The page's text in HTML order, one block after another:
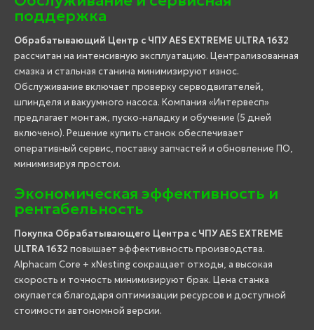
поддержка
Обрабатывающий Центр с ЧПУ AES EXTREME ULTRA 1632
рассчитан на интенсивную эксплуатацию. Централизованная
смазка и стальная станина минимизируют износ.
Обслуживание включает проверку серводвигателей,
шпинделя и вакуумного насоса. Компания «Интервесп»
предлагает монтаж, пуско-наладку и обучение (5 дней
включено). Решение купить станок обеспечивает
оперативный сервис, поставку запчастей и обновление ПО,
минимизируя простои.
Экономическая эффективность и
рентабельность
Покупка Обрабатывающего Центра с ЧПУ AES EXTREME
ULTRA 1632 повышает эффективность производства.
Alphacam Core + xNesting сокращает отходы, а высокая
скорость и точность минимизируют брак. Цена станка
окупается благодаря оптимизации ресурсов и доступной
стоимости автономной версии.